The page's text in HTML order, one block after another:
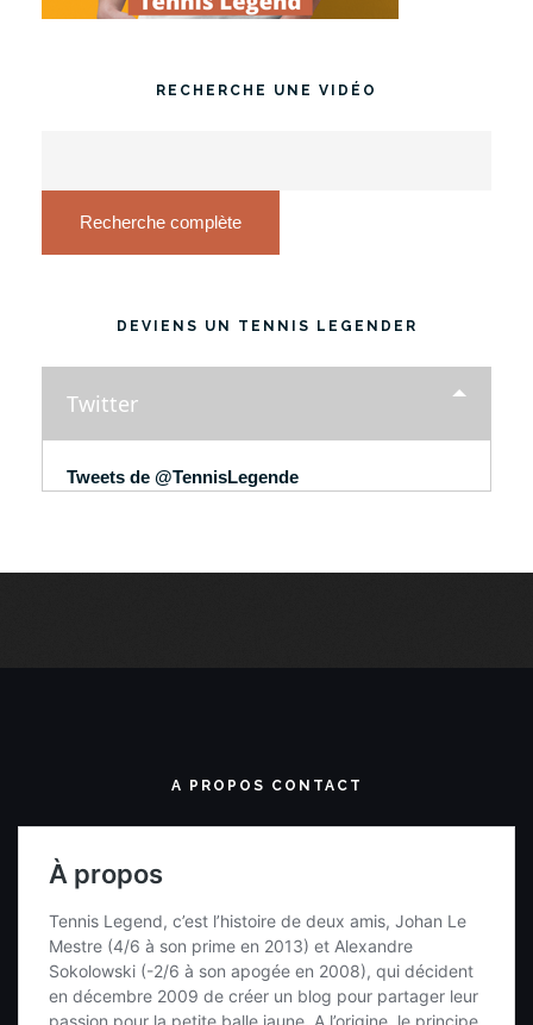
RECHERCHE UNE VIDÉO
Recherche complète
DEVIENS UN TENNIS LEGENDER
Twitter
Tweets de @TennisLegende
A PROPOS CONTACT